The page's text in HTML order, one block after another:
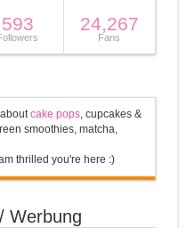
593 24,267
Fans
cake pops, cupcakes &
smoothies, matcha,
thrilled you're here :)
Werbung